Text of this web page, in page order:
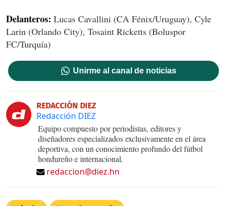
Delanteros: Lucas Cavallini (CA Fénix/Uruguay), Cyle
Larin (Orlando City), Tosaint Ricketts (Boluspor
FC/Turquía)
Unirme al canal de noticias
REDACCIÓN DIEZ
Redacción DIEZ
Equipo compuesto por periodistas, editores y
diseñadores especializados exclusivamente en el área
deportiva, con un conocimiento profundo del fútbol
hondureño e internacional.
redaccion@diez.hn